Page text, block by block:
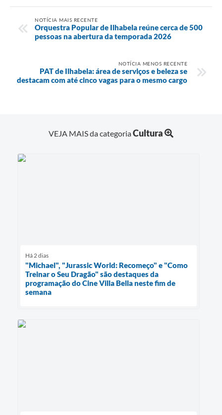
NOTÍCIA MAIS RECENTE
Orquestra Popular de Ilhabela reúne cerca de 500
pessoas na abertura da temporada 2026
NOTÍCIA MENOS RECENTE
PAT de Ilhabela: área de serviços e beleza se
destacam com até cinco vagas para o mesmo cargo
VEJA MAIS da categoriaCultura
Há 2 dias
"Michael", "Jurassic World: Recomeço" e "Como
Treinar o Seu Dragão" são destaques da
programação do Cine Villa Bella neste fim de
semana